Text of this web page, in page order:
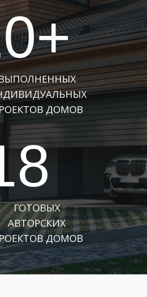
ДОМОВ
ГОТОВЫХ
АВТОРСКИХ
ДОМОВ